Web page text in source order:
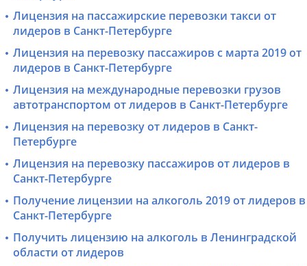
Лицензия на пассажирские перевозки такси от
лидеров в Санкт-Петербурге
Лицензия на перевозку пассажиров с марта 2019 от
лидеров в Санкт-Петербурге
Лицензия на международные перевозки грузов
автотранспортом от лидеров в Санкт-Петербурге
Лицензия на перевозку от лидеров в Санкт-
Петербурге
Лицензия на перевозку пассажиров от лидеров в
Санкт-Петербурге
Получение лицензии на алкоголь 2019 от лидеров в
Санкт-Петербурге
Получить лицензию на алкоголь в Ленинградской
области от лидеров